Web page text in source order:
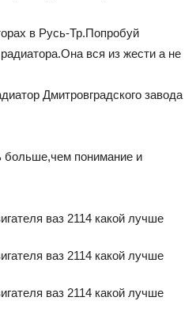
в Русь-Тр.Попробуй
вся из жести а не
Дмитровградского завода
больше,чем понимание и